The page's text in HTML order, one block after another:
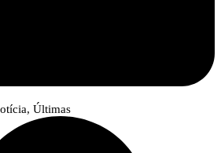
social a informação institucional e
próxima, rigorosa e acessível sobre os
as alterações climáticas, as pragas e
ou a agricultura digital assumem uma
, Últimas